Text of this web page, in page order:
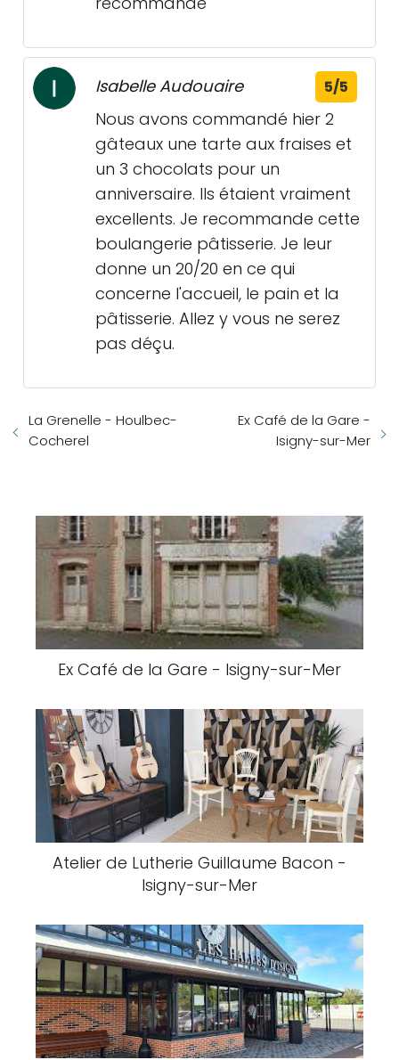
Isabelle Audouaire 5/5
Nous avons commandé hier 2
gâteaux une tarte aux fraises et
un 3 chocolats pour un
anniversaire. Ils étaient vraiment
excellents. Je recommande cette
boulangerie pâtisserie. Je leur
donne un 20/20 en ce qui
concerne l'accueil, le pain et la
pâtisserie. Allez y vous ne serez
pas déçu.
La Grenelle - Houlbec-
Cocherel
Ex Café de la Gare -
Isigny-sur-Mer
Ex Café de la Gare - Isigny-sur-Mer
Atelier de Lutherie Guillaume Bacon -
Isigny-sur-Mer